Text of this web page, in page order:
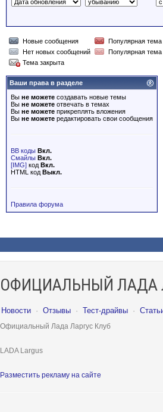
Новые сообщения
Популярная
Нет новых сообщений
Популярная
Тема закрыта
Ваши права в разделе
Вы не можете создавать новые темы
Вы не можете отвечать в темах
Вы не можете прикреплять вложения
Вы не можете редактировать свои сообщения
BB коды Вкл.
Смайлы Вкл.
[IMG] код Вкл.
HTML код Выкл.
Правила форума
ОФИЦИАЛЬНЫЙ ЛАДА
Новости · Отзывы · Тест-драйвы ·
Официальный Лада Ларгус Клуб
LADA Largus
Разместить рекламу на сайте